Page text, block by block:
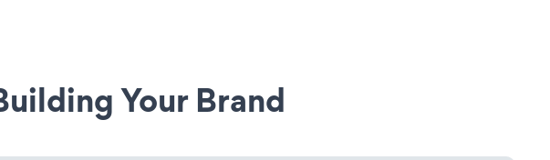
Your Brand